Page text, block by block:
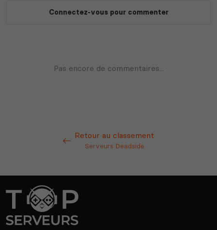
Retour au classement
Serveurs Deadside